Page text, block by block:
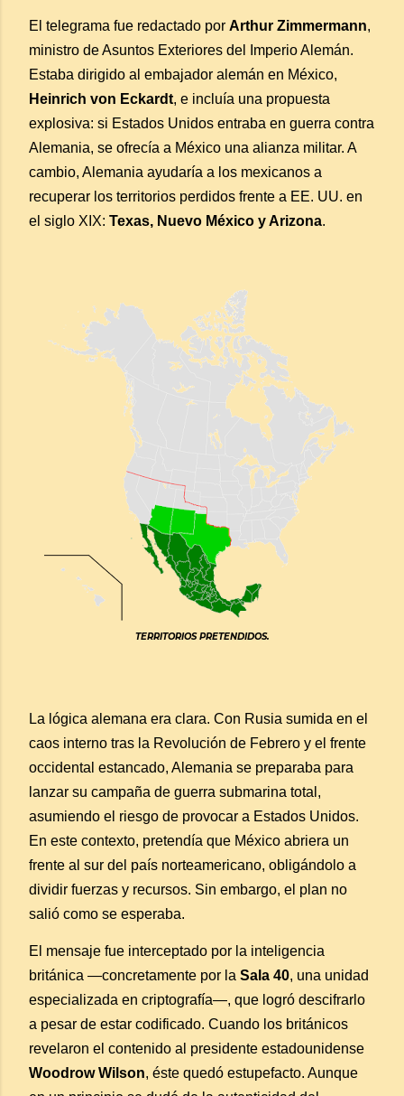
El telegrama fue redactado por Arthur Zimmermann,
ministro de Asuntos Exteriores del Imperio Alemán.
Estaba dirigido al embajador alemán en México,
Heinrich von Eckardt, e incluía una propuesta
explosiva: si Estados Unidos entraba en guerra contra
Alemania, se ofrecía a México una alianza militar. A
cambio, Alemania ayudaría a los mexicanos a
recuperar los territorios perdidos frente a EE. UU. en
el siglo XIX: Texas, Nuevo México y Arizona.
TERRITORIOS PRETENDIDOS.
La lógica alemana era clara. Con Rusia sumida en el
caos interno tras la Revolución de Febrero y el frente
occidental estancado, Alemania se preparaba para
lanzar su campaña de guerra submarina total,
asumiendo el riesgo de provocar a Estados Unidos.
En este contexto, pretendía que México abriera un
frente al sur del país norteamericano, obligándolo a
dividir fuerzas y recursos. Sin embargo, el plan no
salió como se esperaba.
El mensaje fue interceptado por la inteligencia
británica —concretamente por la Sala 40, una unidad
especializada en criptografía—, que logró descifrarlo
a pesar de estar codificado. Cuando los británicos
revelaron el contenido al presidente estadounidense
Woodrow Wilson, éste quedó estupefacto. Aunque